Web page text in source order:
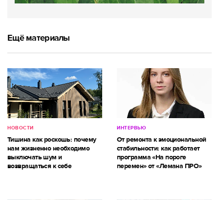
Ещё материалы
НОВОСТИ
Тишина как роскошь: почему
нам жизненно необходимо
выключать шум и
возвращаться к себе
ИНТЕРВЬЮ
От ремонта к эмоциональной
стабильности: как работает
программа «На пороге
перемен» от «Лемана ПРО»